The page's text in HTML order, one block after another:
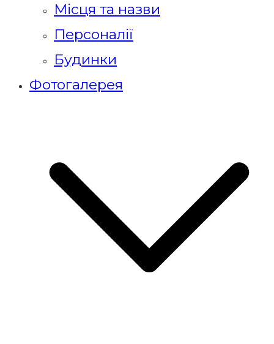
Місця та назви
Персоналії
Будинки
Фотогалерея